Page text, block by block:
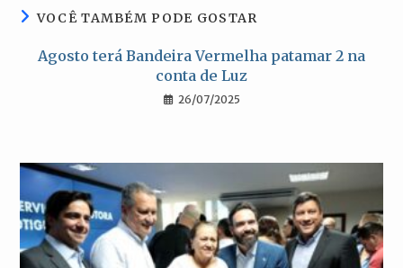
VOCÊ TAMBÉM PODE GOSTAR
Agosto terá Bandeira Vermelha patamar 2 na
conta de Luz
26/07/2025